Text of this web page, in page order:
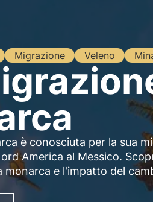
Migrazione Veleno
è conosciuta per la sua
America al Messico.
monarca e l'impatto del